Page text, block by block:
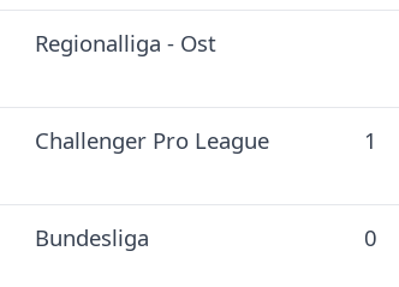
Regionalliga - Ost
Challenger Pro League 1
Bundesliga 0